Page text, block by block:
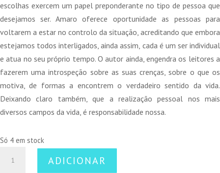
escolhas exercem um papel preponderante no tipo de pessoa que
desejamos ser. Amaro oferece oportunidade as pessoas para
voltarem a estar no controlo da situação, acreditando que embora
estejamos todos interligados, ainda assim, cada é um ser individual
e atua no seu próprio tempo. O autor ainda, engendra os leitores a
fazerem uma introspeção sobre as suas crenças, sobre o que os
motiva, de formas a encontrem o verdadeiro sentido da vida.
Deixando claro também, que a realização pessoal nos mais
diversos campos da vida, é responsabilidade nossa.
Só 4 em stock
ADICIONAR